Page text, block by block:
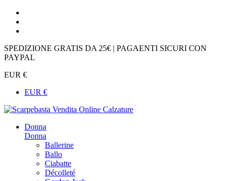
SPEDIZIONE GRATIS DA 25€ | PAGAENTI SICURI CON
PAYPAL
EUR €
EUR €
Donna
Donna
Ballerine
Ballo
Ciabatte
Décolleté